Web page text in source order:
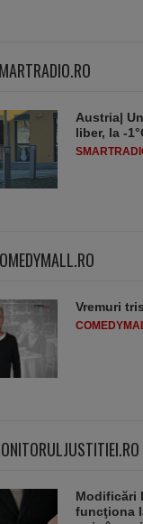
Austria|
liber, la -
Vremuri
Modificări
funcţiona